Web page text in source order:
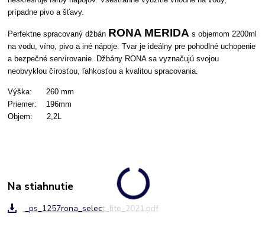
prípadne pivo a šťavy.
Perfektne spracovaný džbán RONA MERIDA s objemom 2200ml
na vodu, víno, pivo a iné nápoje. Tvar je ideálny pre pohodlné uchopenie
a bezpečné servírovanie. Džbány RONA sa vyznačujú svojou
neobvyklou čírosťou, ľahkosťou a kvalitou spracovania.
Výška: 260 mm
Priemer: 196mm
Objem: 2,2L
Na stiahnutie
_ps_1257rona_select_lite_2021.pdf